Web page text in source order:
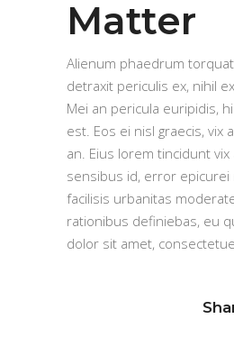
Matter
Alienum phaedrum
detraxit periculis ex, nihil
Mei an pericula euripidis,
est. Eos ei nisl graecis, vix
an. Eius lorem tincidunt
sensibus id, error epicurei
facilisis urbanitas
rationibus definiebas, eu
dolor sit amet,